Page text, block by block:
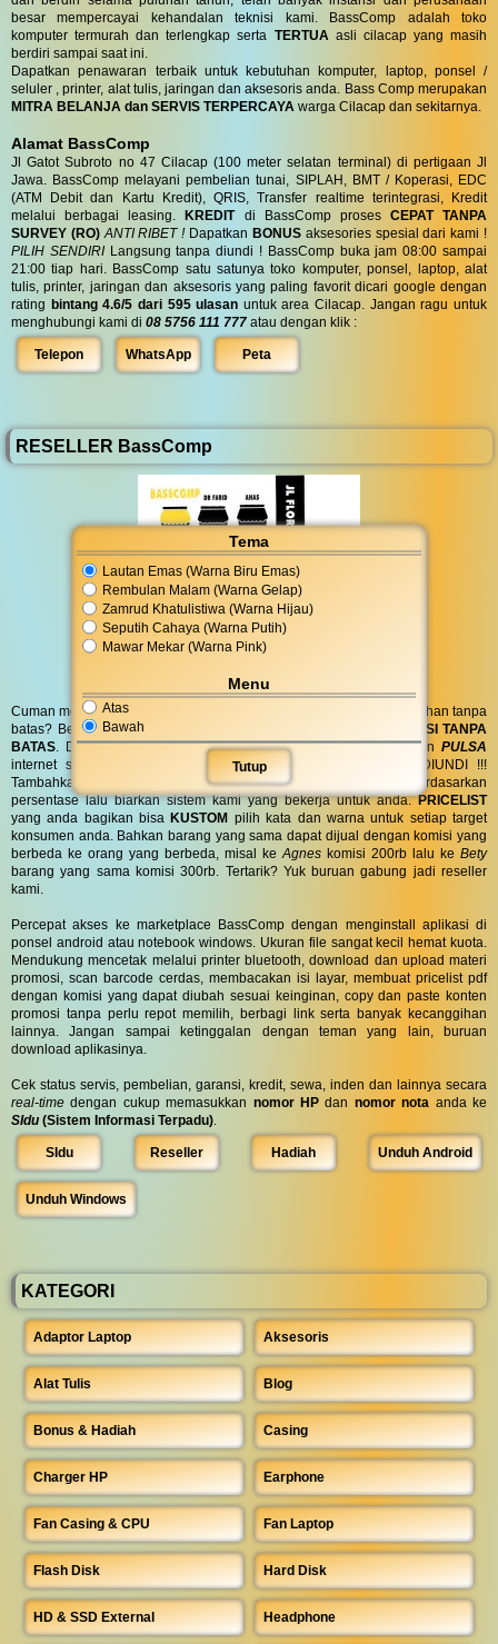
Tema
Lautan Emas (Warna Biru Emas)
Rembulan Malam (Warna Gelap)
Zamrud Khatulistiwa (Warna Hijau)
Seputih Cahaya (Warna Putih)
Mawar Mekar (Warna Pink)
Menu
Atas
Bawah
Tutup
besar mempercayai kehandalan teknisi kami. BassComp adalah toko
komputer termurah dan terlengkap serta TERTUA asli cilacap yang masih
berdiri sampai saat ini.
Dapatkan penawaran terbaik untuk kebutuhan komputer, laptop, ponsel /
seluler , printer, alat tulis, jaringan dan aksesoris anda. Bass Comp merupakan
MITRA BELANJA dan SERVIS TERPERCAYA warga Cilacap dan sekitarnya.
Alamat BassComp
Jl Gatot Subroto no 47 Cilacap (100 meter selatan terminal) di pertigaan Jl
Jawa. BassComp melayani pembelian tunai, SIPLAH, BMT / Koperasi, EDC
(ATM Debit dan Kartu Kredit), QRIS, Transfer realtime terintegrasi, Kredit
melalui berbagai leasing.KREDITdi BassComp proses CEPAT TANPA
SURVEY (RO) ANTI RIBET !Dapatkan BONUSaksesories spesial dari kami !
PILIH SENDIRILangsung tanpa diundi ! BassComp buka jam 08:00 sampai
21:00 tiap hari. BassComp satu satunya toko komputer, ponsel, laptop, alat
tulis, printer, jaringan dan aksesoris yang paling favorit dicari google dengan
rating bintang 4.6/5 dari 595 ulasan untuk area Cilacap. Jangan ragu untuk
menghubungi kami di 08 5756 111 777 atau dengan klik :
Telepon WhatsApp Peta
RESELLER BassComp
Cuman modal posting di media sosial bisa dapat penghasilan tambahan tanpa
batas? Bergabung menjadi
KOMISI TANPA
BATAS . DapatkanBINGKISAN PARCELdi hari spesial anda danPULSA
internet serta
untuk anda ! GRATIS !! TANPA DIUNDI !!!
Tambahkan komisi sebanyak yang anda inginkan atau berdasarkan
persentase lalu biarkan sistem kami yang bekerja untuk anda.PRICELIST
yang anda bagikan bisaKUSTOM pilih kata dan warna untuk setiap target
konsumen anda. Bahkan barang yang sama dapat dijual dengan komisi yang
berbeda ke orang yang berbeda, misal ke Agnes komisi 200rb lalu ke Bety
barang yang sama komisi 300rb. Tertarik? Yuk buruan gabung jadi reseller
kami.
Percepat akses ke marketplace BassComp dengan menginstall aplikasi di
ponsel android atau notebook windows. Ukuran file sangat kecil hemat kuota.
Mendukung mencetak melalui printer bluetooth, download dan upload materi
promosi, scan barcode cerdas, membacakan isi layar, membuat pricelist pdf
dengan komisi yang dapat diubah sesuai keinginan, copy dan paste konten
promosi tanpa perlu repot memilih, berbagi link serta banyak kecanggihan
lainnya. Jangan sampai ketinggalan dengan teman yang lain, buruan
download aplikasinya.
Cek status servis, pembelian, garansi, kredit, sewa, inden dan lainnya secara
real-time dengan cukup memasukkan nomor HP dan nomor nota anda ke
SIdu (Sistem Informasi Terpadu)
SIdu Reseller Hadiah Unduh Android
Unduh Windows
KATEGORI
Adaptor Laptop Aksesoris
Alat Tulis Blog
Bonus & Hadiah Casing
Charger HP Earphone
Fan Casing & CPU Fan Laptop
Flash Disk Hard Disk
HD & SSD External Headphone